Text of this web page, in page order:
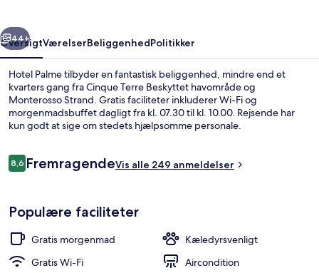
Næste
44+
OversigtVærelserBeliggenhedPolitikker
Hotel Palme tilbyder en fantastisk beliggenhed, mindre end et
kvarters gang fra Cinque Terre Beskyttet havområde og
Monterosso Strand. Gratis faciliteter inkluderer Wi-Fi og
morgenmadsbuffet dagligt fra kl. 07.30 til kl. 10.00. Rejsende har
kun godt at sige om stedets hjælpsomme personale.
Anmeldelser
8,68,6 ud af 10.
FremragendeVis alle 249 anmeldelser
Populære faciliteter
Gratis morgenmad
Kæledyrsvenligt
Gratis Wi-Fi
Aircondition